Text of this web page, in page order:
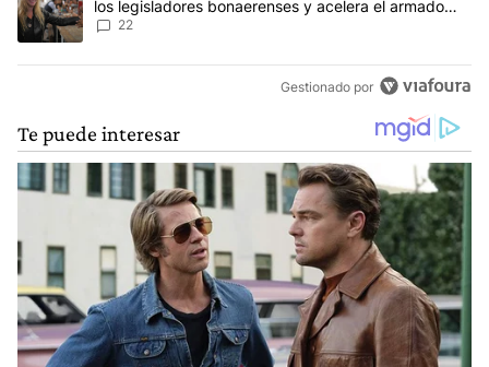
los legisladores bonaerenses y acelera el armado
para 2027
22
Gestionado por